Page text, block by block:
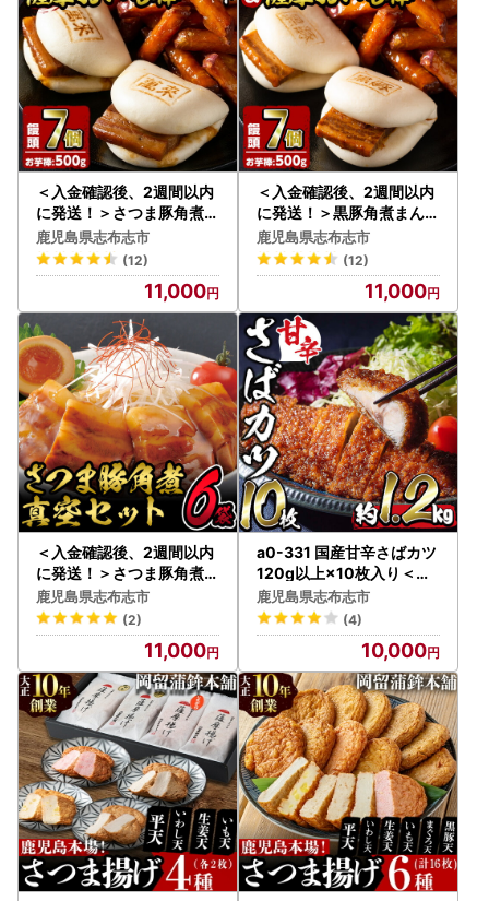
・右クリックでページのソースを表示した際、ページのタイ
トルと店名が異なっている。
・会社所在地と電話番号が矛盾している、または不備がある
・会社概要や支払い方法、注文確定メールなどの日本語表記
が不自然
・正規サイトの販売価格よりも低価格で表示している（値引
き、割引商品が中心）
・振込先名が個人名となっている
万が一、入金をしてしまったなどの場合には、消費者センタ
ーや最寄の都道府県のサイバー犯罪相談窓口などの公的機関
までご相談ください。
＜入金確認後、2週間以内
に発送！＞さつま豚角煮ま
んじゅう(7個)・薩摩おい
も棒(計500g)セット a1-0
35-2w
鹿児島県志布志市
(12)
11,000
＜入金確認後、2週間以内
に発送！＞黒豚角煮まんじ
ゅう(7個)・薩摩おいも棒(
計500g)セット a1-036-2
w
鹿児島県志布志市
(12)
11,000
＜入金確認後、2週間以内
に発送！＞さつま豚角煮真
空セット 612g（102g×6
P） a1-073-2w
鹿児島県志布志市
(2)
11,000
a0-331 国産甘辛さばカツ
120g以上×10枚入り＜計1
.2kg以上＞
鹿児島県志布志市
(4)
10,000